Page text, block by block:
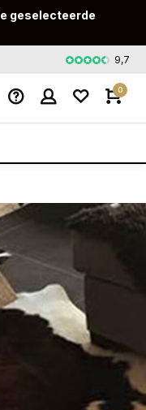
geselecteerde
Snelle9,7
0